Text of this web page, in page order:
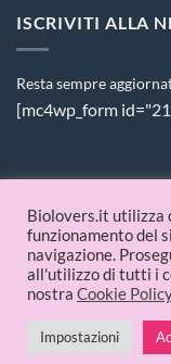
ISCRIVITI ALLA
Resta sempre
[mc4wp_form
PAGAMENTI
© 2026
Biolovers.it utilizza
funzionamento del
navigazione.
all'utilizzo di tutti i
nostra Cookie
Impostazioni